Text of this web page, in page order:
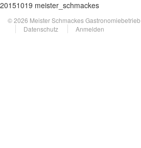
20151019 meister_schmackes
© 2026 Meister Schmackes Gastronomiebetrieb
Datenschutz
Anmelden